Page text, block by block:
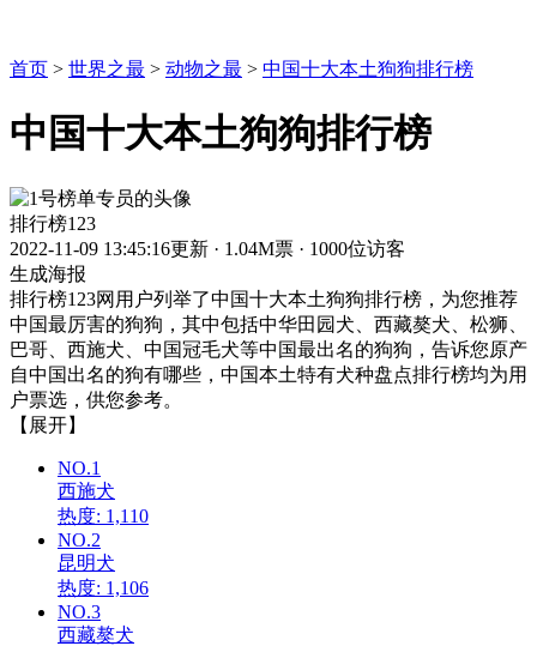
首页 > 世界之最 > 动物之最 > 中国十大本土狗狗排行榜
中国十大本土狗狗排行榜
排行榜123
2022-11-09 13:45:16更新 · 1.04M票 · 1000位访客
生成海报
排行榜123网用户列举了中国十大本土狗狗排行榜，为您推荐
中国最厉害的狗狗，其中包括中华田园犬、西藏獒犬、松狮、
巴哥、西施犬、中国冠毛犬等中国最出名的狗狗，告诉您原产
自中国出名的狗有哪些，中国本土特有犬种盘点排行榜均为用
户票选，供您参考。
【展开】
NO.1
西施犬
热度: 1,110
NO.2
昆明犬
热度: 1,106
NO.3
西藏獒犬